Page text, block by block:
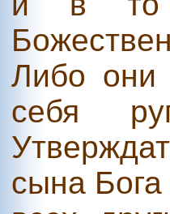
Либо они
себя
сына Бога